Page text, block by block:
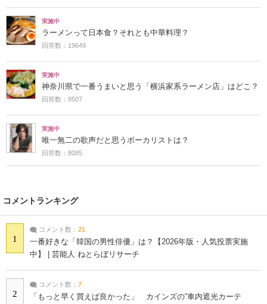
実施中
ラーメンって日本食？それとも中華料理？
回答数：19649
実施中
神奈川県で一番うまいと思う「横浜家系ラーメン店」はどこ？
回答数：8507
実施中
唯一無二の歌声だと思うボーカリストは？
回答数：8085
コメントランキング
1
コメント数： 21
一番好きな「韓国の男性俳優」は？【2026年版・人気投票実施
中】 | 芸能人 ねとらぼリサーチ
2
コメント数： 7
「もっと早く買えば良かった」 カインズの“車内遮光カーテ